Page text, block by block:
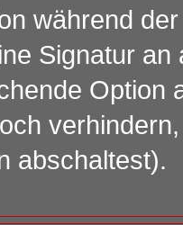
während
Signatur
Option
abschaltest).